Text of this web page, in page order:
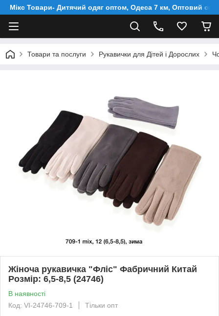
Мікс Товари- Дитячий одяг оптом, Одеса 7 км, Оптовий
Товари та послуги Рукавички для Дітей і Дорослих
Жіноча рукавичка "Фліс" Фабричний Китай
Розмір: 6,5-8,5 (24746)
В наявності
Код: VI-24746-709-1
Тільки опт